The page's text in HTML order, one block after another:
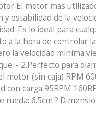
El motor mas
de la
Es lo ideal para
la hora de controlar
velocidad minima
- 2.Perfecto para
(sin caja) RPM
con carga 95RPM
6.5cm ?